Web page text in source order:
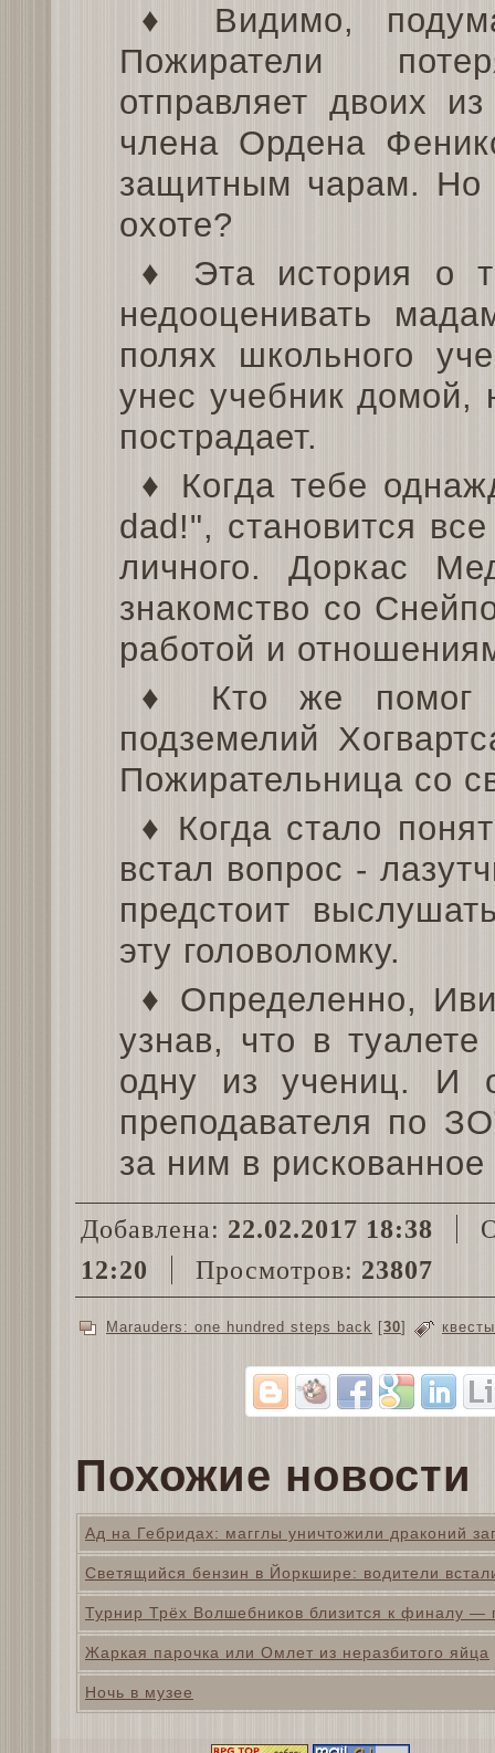
♦ Видимо,
Пожиратели
отправляет двоих
члена Ордена
защитным чарам. Но
охоте?
♦ Эта история о
недооценивать
полях школьного
унес учебник домой,
пострадает.
♦ Когда тебе
dad!", становится
личного. Доркас
знакомство со
работой и
♦ Кто же помог
подземелий
Пожирательница со
♦ Когда стало
встал вопрос -
предстоит
эту головоломку.
♦ Определенно,
узнав, что в
одну из учениц. И
преподавателя по
за ним в
Добавлена: 22.02.2017 18:38
12:20
Просмотров: 23807
Marauders: one hundred steps back [30] квесты
Похожие новости
Ад на Гебридах: магглы уничтожили драконий
Светящийся бензин в Йоркшире: водители
Турнир Трёх Волшебников близится к финалу —
Жаркая парочка или Омлет из неразбитого яйца
Ночь в музее